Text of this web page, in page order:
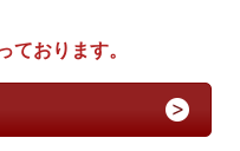
ております。